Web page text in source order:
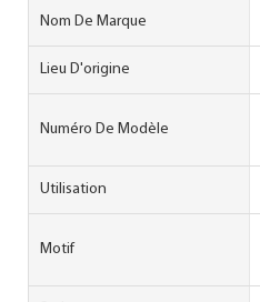
Nom De Marque
Lieu D'origine
Numéro De Modèle
Utilisation
Motif